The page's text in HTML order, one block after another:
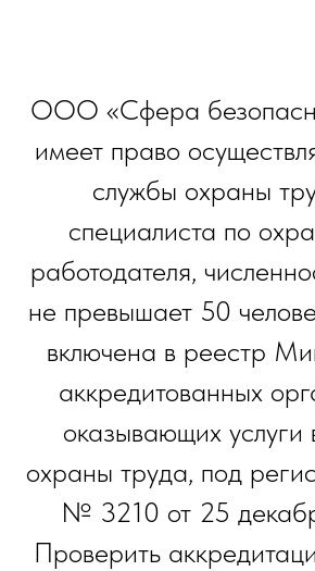
ООО «Сфера
имеет право
службы охраны
специалиста по
работодателя,
не превышает 50
включена в реестр
аккредитованных
оказывающих услуги
охраны труда, под
№ 3210 от 25
Проверить